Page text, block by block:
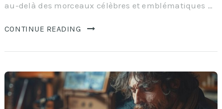
au-delà des morceaux célèbres et emblématiques …
CONTINUE READING